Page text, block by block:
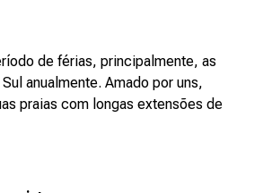
de férias, principalmente, as
anualmente. Amado por uns,
praias com longas extensões de